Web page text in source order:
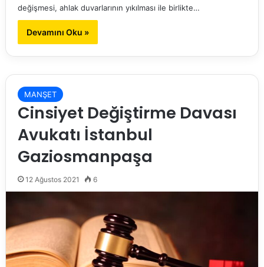
değişmesi, ahlak duvarlarının yıkılması ile birlikte…
Devamını Oku »
MANŞET
Cinsiyet Değiştirme Davası
Avukatı İstanbul
Gaziosmanpaşa
12 Ağustos 2021 6